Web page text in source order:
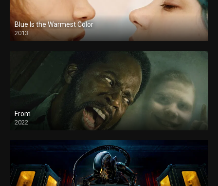
Blue Is the Warmest Color
2013
From
2022